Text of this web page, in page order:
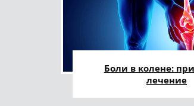
Боли в колене:
лечение